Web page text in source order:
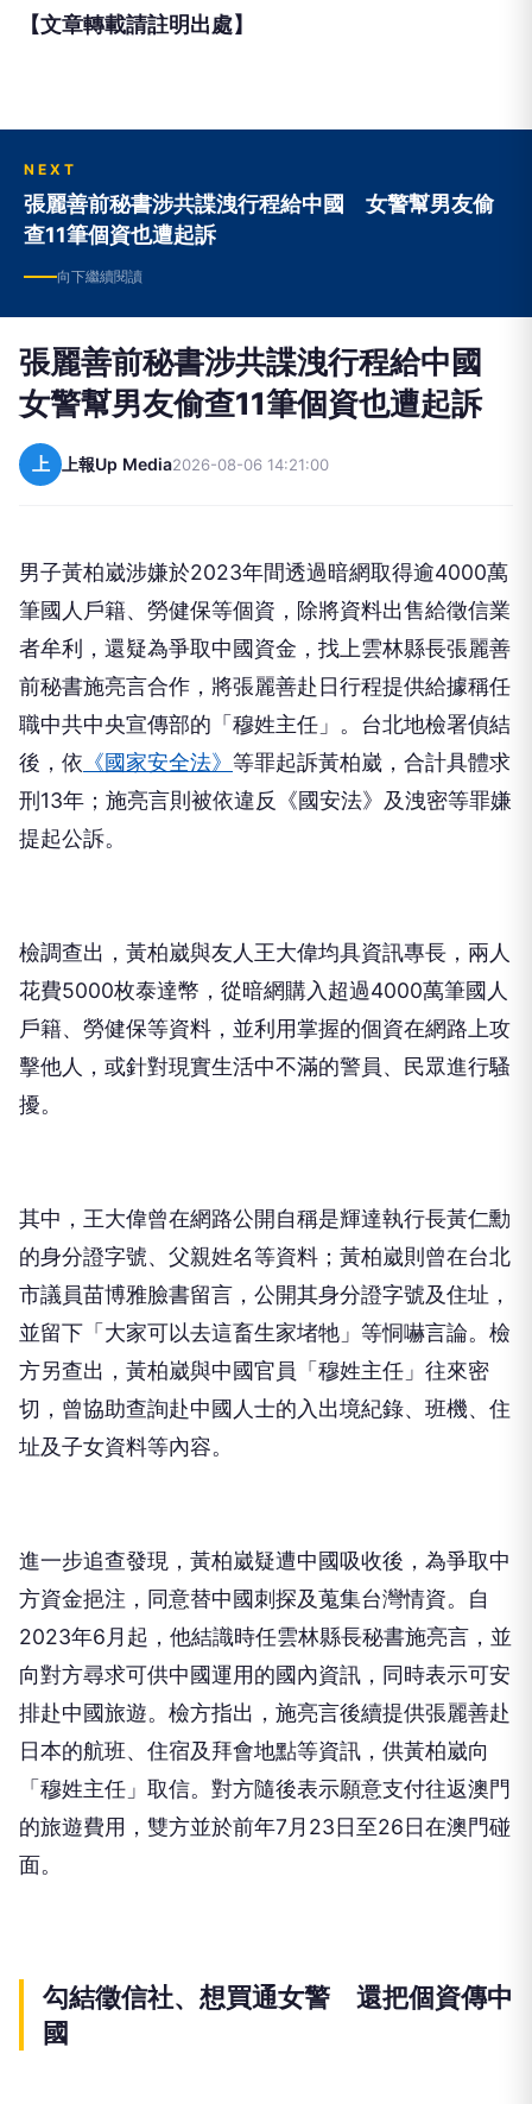
【文章轉載請註明出處】
NEXT
張麗善前秘書涉共諜洩行程給中國 女警幫男友偷
查11筆個資也遭起訴
向下繼續閱讀
張麗善前秘書涉共諜洩行程給中國
女警幫男友偷查11筆個資也遭起訴
上 上報Up Media2026-08-06 14:21:00
男子黃柏崴涉嫌於2023年間透過暗網取得逾4000萬
筆國人戶籍、勞健保等個資，除將資料出售給徵信業
者牟利，還疑為爭取中國資金，找上雲林縣長張麗善
前秘書施亮言合作，將張麗善赴日行程提供給據稱任
職中共中央宣傳部的「穆姓主任」。台北地檢署偵結
後，依 《國家安全法》 等罪起訴黃柏崴，合計具體求
刑13年；施亮言則被依違反《國安法》及洩密等罪嫌
提起公訴。
檢調查出，黃柏崴與友人王大偉均具資訊專長，兩人
花費5000枚泰達幣，從暗網購入超過4000萬筆國人
戶籍、勞健保等資料，並利用掌握的個資在網路上攻
擊他人，或針對現實生活中不滿的警員、民眾進行騷
擾。
其中，王大偉曾在網路公開自稱是輝達執行長黃仁勳
的身分證字號、父親姓名等資料；黃柏崴則曾在台北
市議員苗博雅臉書留言，公開其身分證字號及住址，
並留下「大家可以去這畜生家堵牠」等恫嚇言論。檢
方另查出，黃柏崴與中國官員「穆姓主任」往來密
切，曾協助查詢赴中國人士的入出境紀錄、班機、住
址及子女資料等內容。
進一步追查發現，黃柏崴疑遭中國吸收後，為爭取中
方資金挹注，同意替中國刺探及蒐集台灣情資。自
2023年6月起，他結識時任雲林縣長秘書施亮言，並
向對方尋求可供中國運用的國內資訊，同時表示可安
排赴中國旅遊。檢方指出，施亮言後續提供張麗善赴
日本的航班、住宿及拜會地點等資訊，供黃柏崴向
「穆姓主任」取信。對方隨後表示願意支付往返澳門
的旅遊費用，雙方並於前年7月23日至26日在澳門碰
面。
勾結徵信社、想買通女警 還把個資傳中
國